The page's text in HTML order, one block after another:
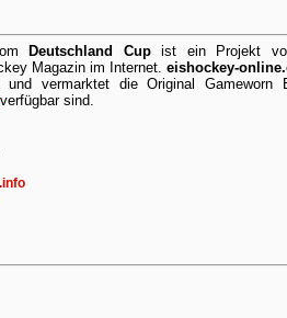
Deutschland Cupist ein Projekt
Magazin im Internet. eishockey-
und vermarktet die Original Gameworn
verfügbar sind.